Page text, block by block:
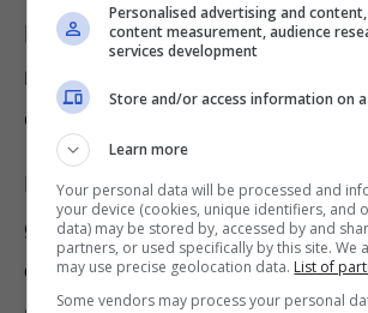
BTP short term, a 5 e 10
rendimento sensibile alle
economiche attuali
Ne danno testimonianza le
giorni.Il Tesoro ha emesso
con scadenza tra due anni, nel
Personalised advertising and
content measurement, audience
services development
Store and/or access information on
Learn more
Your personal data will be processed and
your device (cookies, unique identifiers, and
data) may be stored by, accessed by and
partners, or used specifically by this site. We
may use precise geolocation data. List of
Some vendors may process your personal